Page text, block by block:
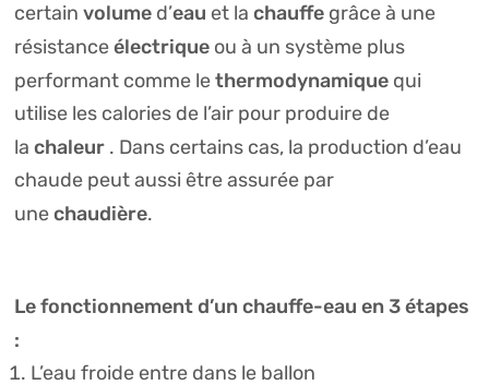
certain volumed’eau et la chauffegrâce à une
résistanceélectriqueou à un système plus
performant comme lethermodynamique qui
utilise les calories de l’air pour produire de
la chaleur . Dans certains cas, la production d’eau
chaude peut aussi être assurée par
unechaudière.
Le fonctionnement d’un chauffe-eau en 3 étapes
:
L’eau froide entre dans le ballon